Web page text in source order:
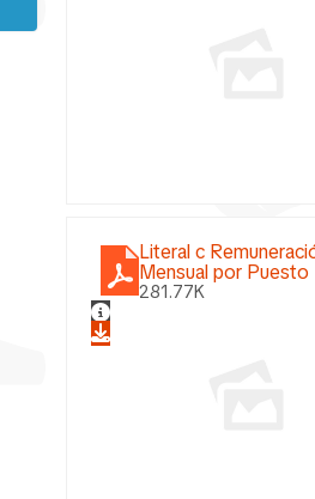
Literal c
Mensual por Puesto
281.77K